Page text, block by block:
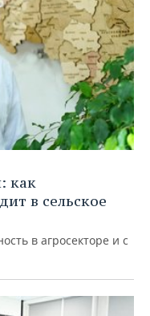
как
в сельское
в агросекторе и с